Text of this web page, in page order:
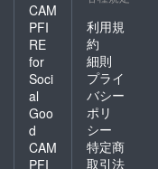
CAM
PFI
RE
for
Soci
al
Goo
d
CAM
PFI
利用規
約
細則
プライ
バシー
ポリ
シー
特定商
取引法